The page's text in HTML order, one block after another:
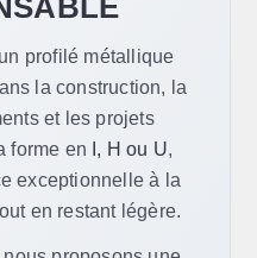
profilé métallique
la construction, la
et les projets
forme en I, H ou U,
exceptionnelle à la
en restant légère.